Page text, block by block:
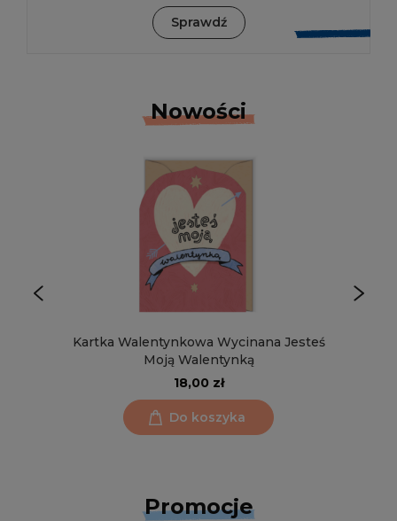
Sprawdź
Nowości
Kartka Walentynkowa Wycinana Jesteś
Moją Walentynką
18,00 zł
Do koszyka
Promocje